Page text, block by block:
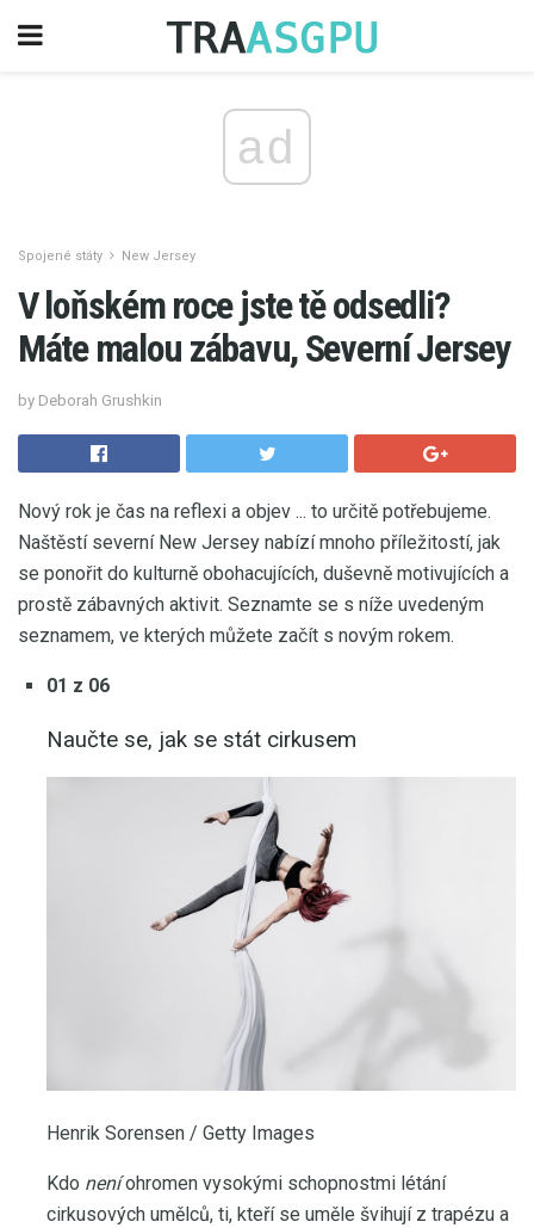
ad
Spojené státy New Jersey
V loňském roce jste tě odsedli?
Máte malou zábavu, Severní Jersey
by Deborah Grushkin
Nový rok je čas na reflexi a objev ... to určitě potřebujeme.
Naštěstí severní New Jersey nabízí mnoho příležitostí, jak
se ponořit do kulturně obohacujících, duševně motivujících a
prostě zábavných aktivit. Seznamte se s níže uvedeným
seznamem, ve kterých můžete začít s novým rokem.
01 z 06
Naučte se, jak se stát cirkusem
Henrik Sorensen / Getty Images
Kdo neníohromen vysokými schopnostmi létání
cirkusových umělců, ti, kteří se uměle švihují z trapézu a